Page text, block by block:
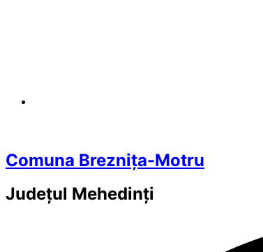
Comuna Breznița-Motru
Județul Mehedinți